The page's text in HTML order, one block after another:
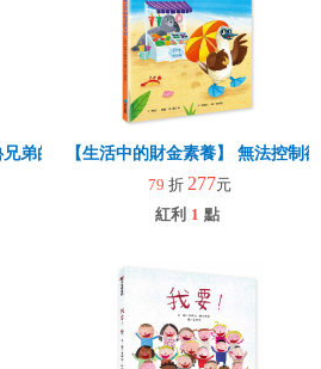
兄弟的存款奇蹟：用30元變百萬富翁
【生活中的財金素養】 無法控制
79 折 277元
紅利 1 點